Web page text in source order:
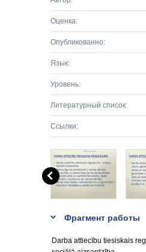
Оценка:
Опубликованно:
Язык:
Уровень:
Литературный список:
Ссылки:
Фрагмент работы
Darba attiecību tiesiskais